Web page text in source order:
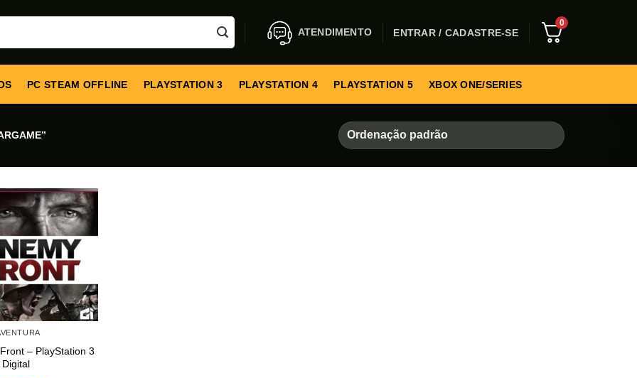
ATENDIMENTO ENTRAR / CADASTRE-SE
0
PC STEAM OFFLINE PLAYSTATION 3 PLAYSTATION 4 PLAYSTATION 5 XBOX ONE/SERIES
– PlayStation 3